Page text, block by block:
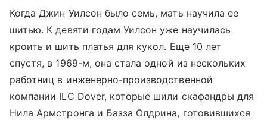
Когда Джин Уилсон было семь, мать научила ее
шитью. К девяти годам Уилсон уже научилась
кроить и шить платья для кукол. Еще 10 лет
спустя, в 1969-м, она стала одной из нескольких
работниц в инженерно-производственной
компании ILC Dover, которые шили скафандры для
Нила Армстронга и Базза Олдрина, готовившихся